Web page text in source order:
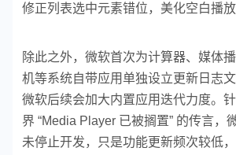
修正列表选中元素错位，美化空白播放
除此之外，微软首次为计算器、媒体
机等系统自带应用单独设立更新日志
微软后续会加大内置应用迭代力度。
界 “Media Player 已被搁置” 的传言，
未停止开发，只是功能更新频次较低